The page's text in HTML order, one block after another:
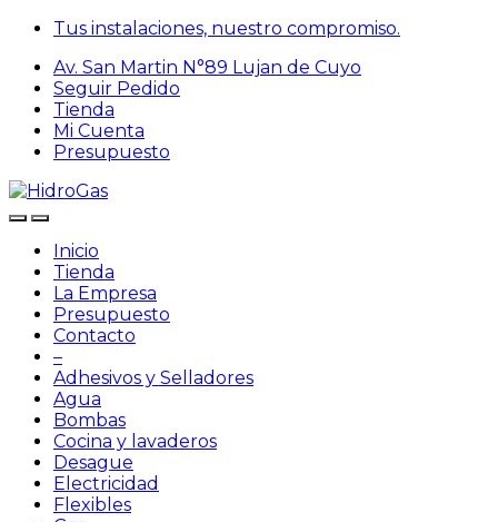
Skip
navigation
Skip
content
Tus instalaciones, nuestro compromiso.
Av. San Martin N°89 Lujan de Cuyo
Seguir Pedido
Tienda
Mi Cuenta
Presupuesto
Inicio
Tienda
La Empresa
Presupuesto
Contacto
–
Adhesivos y Selladores
Agua
Bombas
Cocina y lavaderos
Desague
Electricidad
Flexibles